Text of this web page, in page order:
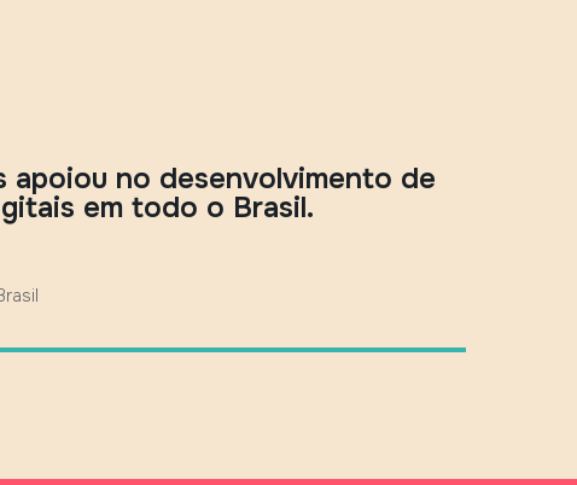
apoiou no desenvolvimento de
em todo o Brasil.